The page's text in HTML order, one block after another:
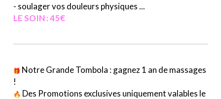
- soulager vos douleurs physiques ...
LE SOIN : 45€
Notre Grande Tombola : gagnez 1 an de massages
!
Des Promotions exclusives uniquement valables le